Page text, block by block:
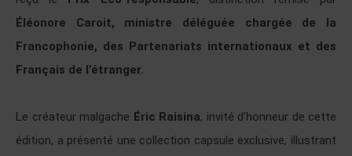
Éléonore Caroit, ministre déléguée chargée de la
Francophonie, des Partenariats internationaux et des
Français de l’étranger.
Le créateur malgache Éric Raisina, invité d’honneur de cette
édition, a présenté une collection capsule exclusive, illustrant